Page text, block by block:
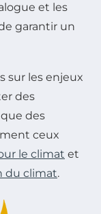
et les
garantir un
sur les enjeux
des
des
ceux
le climat et
du climat.